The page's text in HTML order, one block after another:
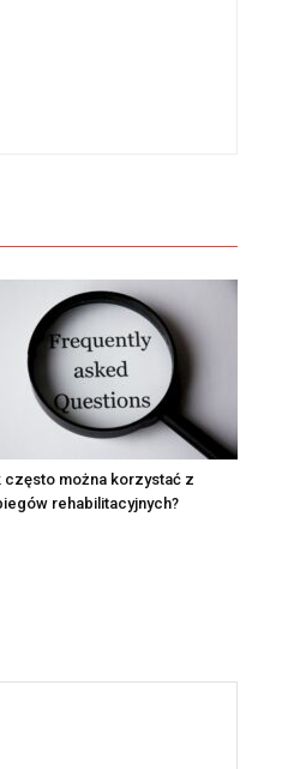
często można korzystać z
rehabilitacyjnych?